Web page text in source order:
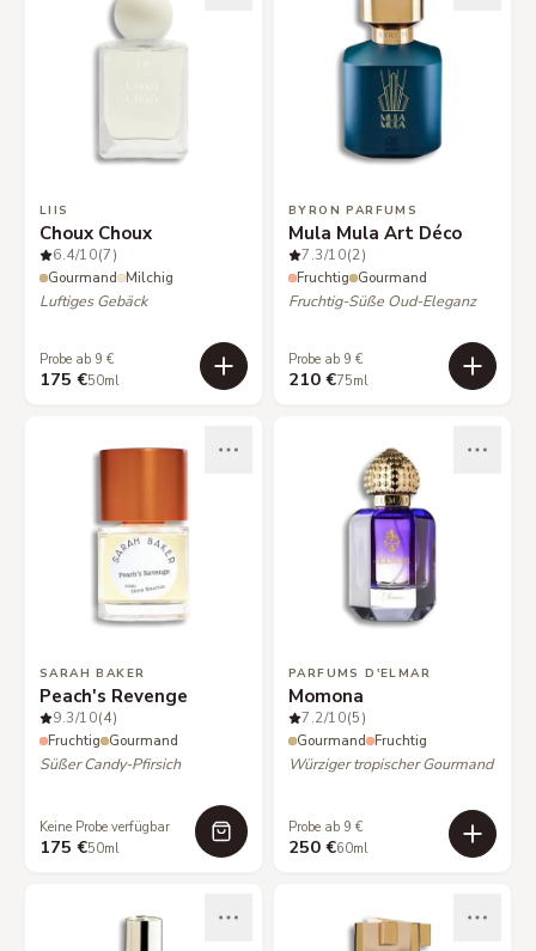
LIIS
Choux Choux
6.4/10(7)
Gourmand Milchig
Luftiges Gebäck
Probe ab 9 €
175 €50ml
BYRON PARFUMS
Mula Mula Art Déco
7.3/10(2)
Fruchtig Gourmand
Fruchtig-Süße Oud-Eleganz
Probe ab 9 €
210 €75ml
SARAH BAKER
Peach's Revenge
9.3/10(4)
Fruchtig Gourmand
Süßer Candy-Pfirsich
Keine Probe verfügbar
175 €50ml
PARFUMS D'ELMAR
Momona
7.2/10(5)
Gourmand Fruchtig
Würziger tropischer Gourmand
Probe ab 9 €
250 €60ml